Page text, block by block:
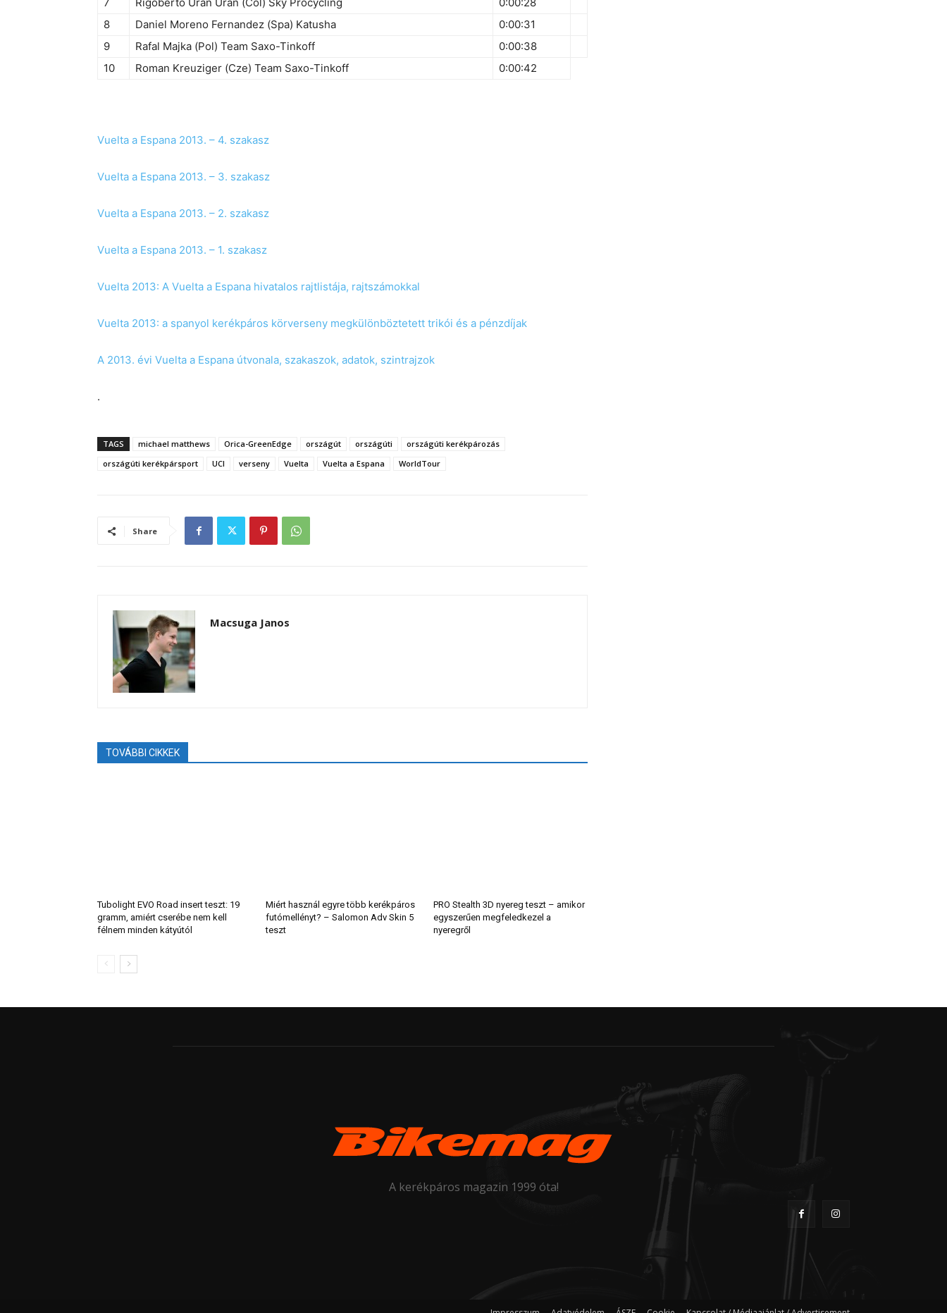
8
Daniel Moreno Fernandez (Spa) Katusha
0:00:31
9
Rafal Majka (Pol) Team Saxo-Tinkoff
0:00:38
10
Roman Kreuziger (Cze) Team Saxo-Tinkoff 0:00:42
Vuelta a Espana 2013. – 4. szakasz
Vuelta a Espana 2013. – 3. szakasz
Vuelta a Espana 2013. – 2. szakasz
Vuelta a Espana 2013. – 1. szakasz
Vuelta 2013: A Vuelta a Espana hivatalos rajtlistája, rajtszámokkal
Vuelta 2013: a spanyol kerékpáros körverseny megkülönböztetett trikói és a pénzdíjak
A 2013. évi Vuelta a Espana útvonala, szakaszok, adatok, szintrajzok
.
TAGS michael matthews Orica-GreenEdge országút országúti
országúti kerékpározás
országúti kerékpársport
UCI verseny Vuelta Vuelta a Espana WorldTour
Share
Macsuga Janos
TOVÁBBI CIKKEK
Tubolight EVO Road insert teszt: 19
gramm, amiért cserébe nem kell
félnem minden kátyútól
Miért használ egyre több kerékpáros
futómellényt? – Salomon Adv Skin 5
teszt
PRO Stealth 3D nyereg teszt – amikor
egyszerűen megfeledkezel a
nyeregről
A kerékpáros magazin 1999 óta!